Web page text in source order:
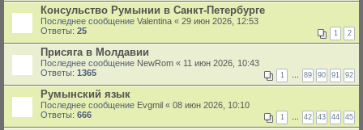
Консульство Румынии в Санкт-Петербурге
Последнее сообщение Valentina « 29 июн 2026, 12:53
Ответы: 25 1 2
Присяга в Молдавии
Последнее сообщение NewRom « 11 июн 2026, 10:43
Ответы: 1365 1 … 89 90 91 92
Румынский язык
Последнее сообщение Evgmil « 08 июн 2026, 10:10
Ответы: 666 1 … 42 43 44 45